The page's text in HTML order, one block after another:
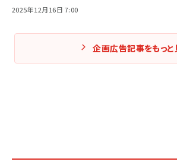
2025年12月16日 7:00
企画広告記事をもっと